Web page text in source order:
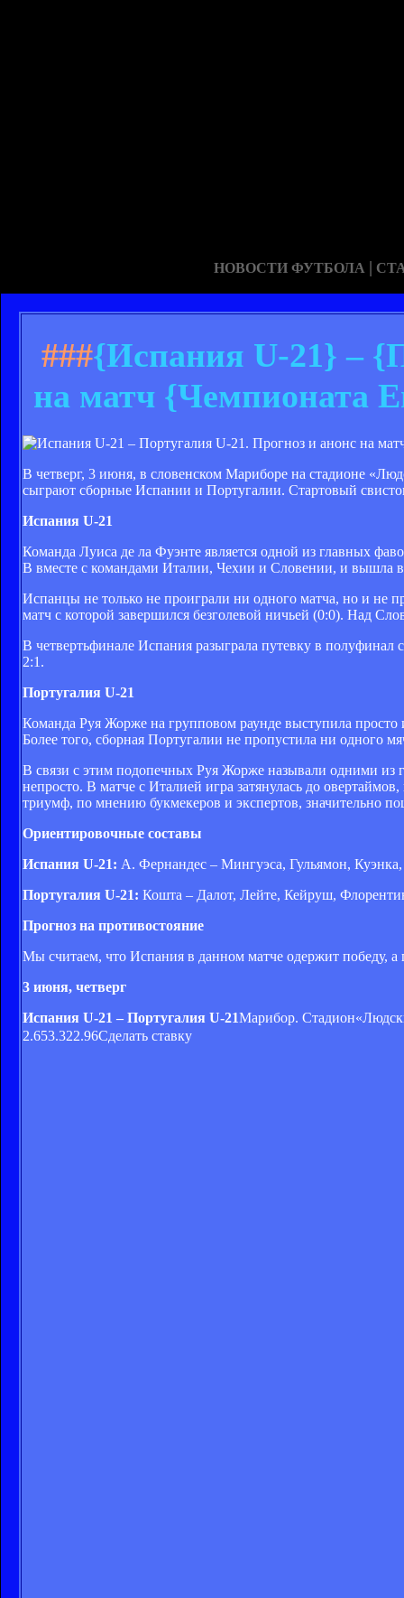
НОВОСТИ ФУТБОЛА |
###{Испания U-21} –
на матч {Чемпионата
В четверг, 3 июня, в словенском Мариборе на стадионе
сыграют сборные Испании и Португалии. Стартовый
Испания U-21
Команда Луиса де ла Фуэнте является одной из главных
B вместе с командами Италии, Чехии и Словении, и вышла
Испанцы не только не проиграли ни одного матча, но и не
матч с которой завершился безголевой ничьей (0:0). Над
В четвертьфинале Испания разыграла путевку в
2:1.
Португалия U-21
Команда Руя Жорже на групповом раунде выступила просто
Более того, сборная Португалии не пропустила ни
В связи с этим подопечных Руя Жорже называли одними из
непросто. В матче с Италией игра затянулась до
триумф, по мнению букмекеров и экспертов, значительно
Ориентировочные составы
Испания U-21: А. Фернандес – Мингуэса, Гульямон,
Португалия U-21: Кошта – Далот, Лейте, Кейруш,
Прогноз на противостояние
Мы считаем, что Испания в данном матче одержит победу,
3 июня, четверг
Испания U-21 – Португалия U-21Марибор.
2.653.322.96Сделать ставку